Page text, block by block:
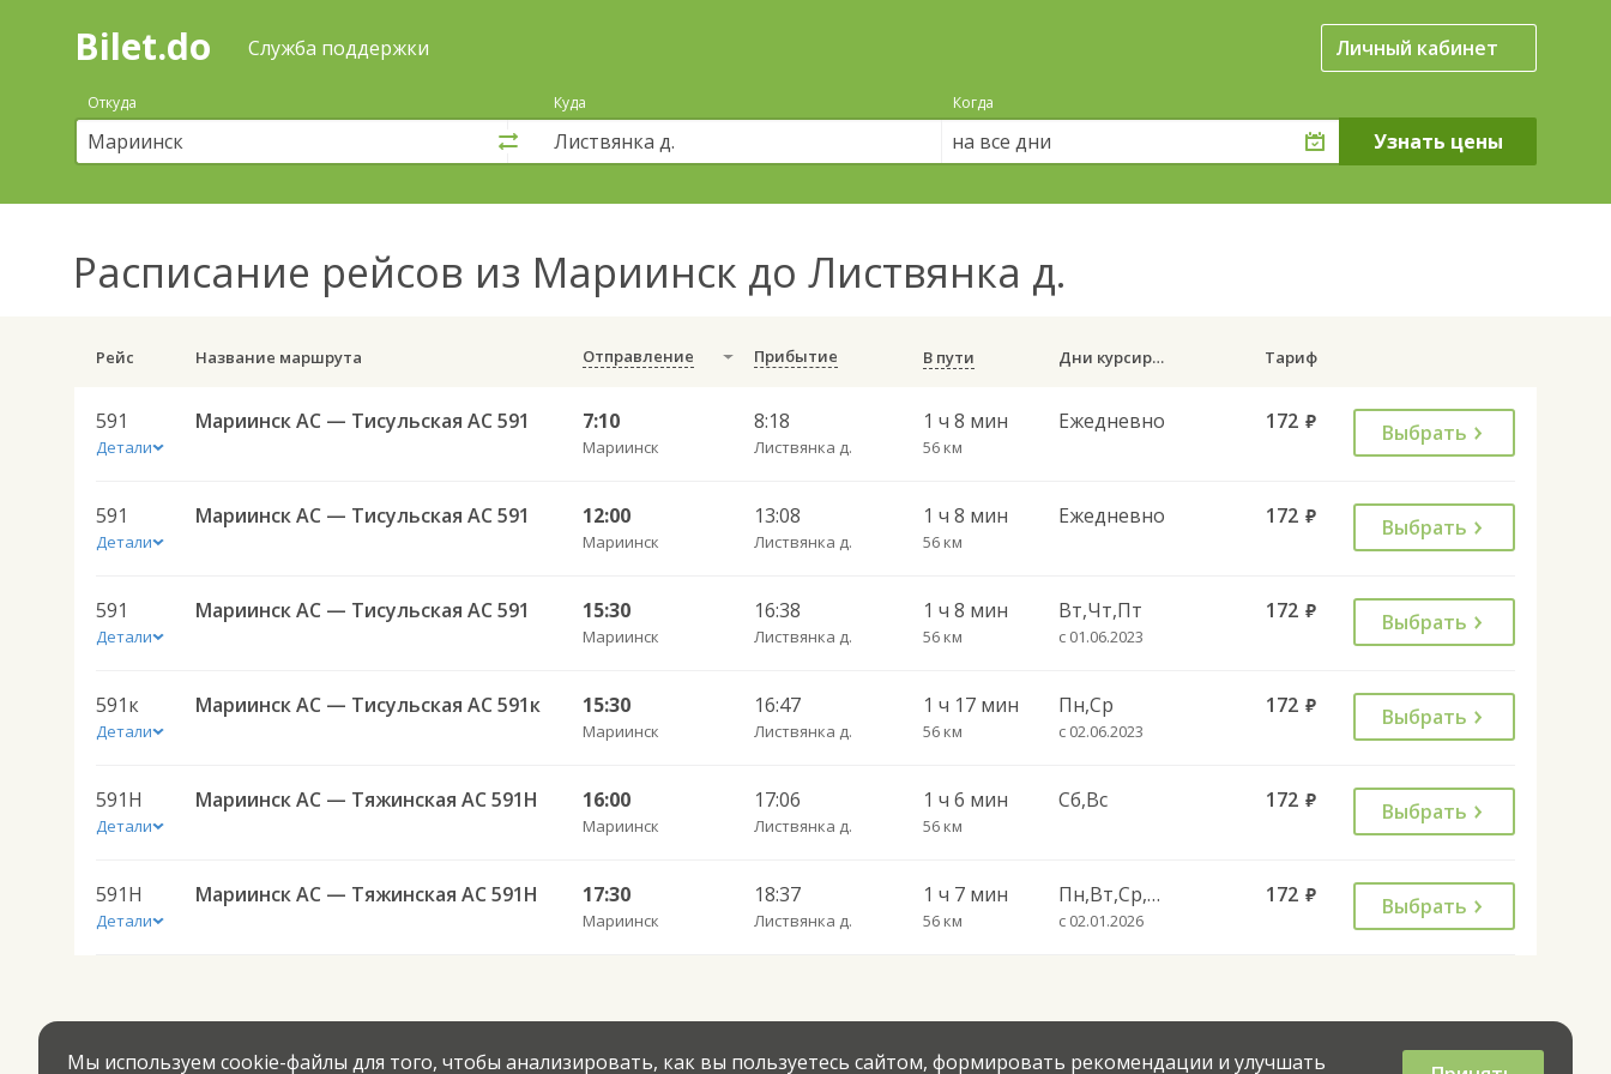
Поиск
покупка
билетов
автобус
онлайн
Bilet.do Служба поддержки Личный кабинет
Откуда Куда Когда
на все дни
Расписание рейсов из Мариинск до Листвянка д.
Рейс Название маршрута Отправление Прибытие В пути Дни курсирования Тариф
591
Детали
Мариинск АС — Тисульская АС 591 7:10
Мариинск
8:18
Листвянка д.
1 ч 8 мин
56 км
Ежедневно 172 руб. Выбрать
591
Детали
Мариинск АС — Тисульская АС 591 12:00
Мариинск
13:08
Листвянка д.
1 ч 8 мин
56 км
Ежедневно 172 руб. Выбрать
591
Детали
Мариинск АС — Тисульская АС 591 15:30
Мариинск
16:38
Листвянка д.
1 ч 8 мин
56 км
Вт,Чт,Пт
с 01.06.2023
172 руб. Выбрать
591к
Детали
Мариинск АС — Тисульская АС 591к 15:30
Мариинск
16:47
Листвянка д.
1 ч 17 мин
56 км
Пн,Ср
с 02.06.2023
172 руб. Выбрать
591Н
Детали
Мариинск АС — Тяжинская АС 591Н 16:00
Мариинск
17:06
Листвянка д.
1 ч 6 мин
56 км
Сб,Вс 172 руб. Выбрать
591Н
Детали
Мариинск АС — Тяжинская АС 591Н 17:30
Мариинск
18:37
Листвянка д.
1 ч 7 мин
56 км
Пн,Вт,Ср,Чт,Пт
с 02.01.2026
172 руб. Выбрать
Мы используем cookie-файлы для того, чтобы анализировать, как вы пользуетесь сайтом, формировать рекомендации и улучшать